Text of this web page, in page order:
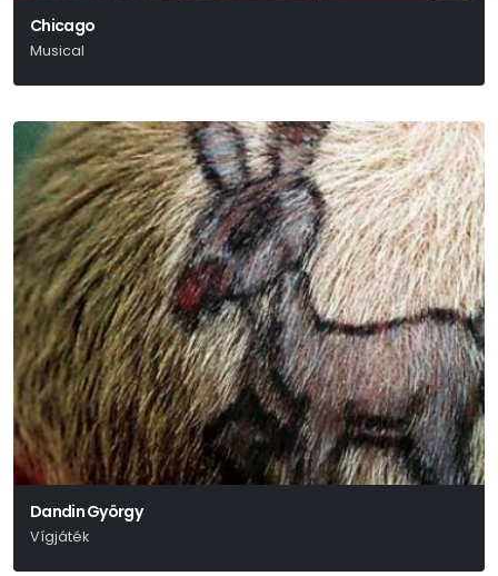
Chicago
Musical
Dandin György
Vígjáték